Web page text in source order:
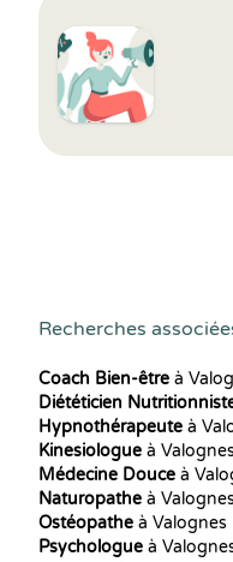
Recherches
Coach Bien-être à
Diététicien
Hypnothérapeute à
Kinesiologue à Valognes
Médecine Douce à
Naturopathe à Valognes
Ostéopathe à Valognes
Psychologue à